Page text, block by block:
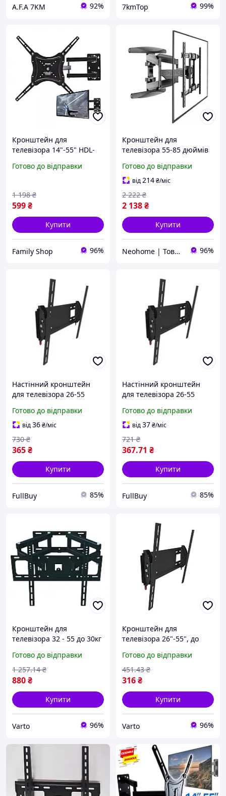
A.F.A 7KM 92% 7kmTop 99%
Кронштейн для
телевізора 14"-55" HDL-
кріплення для телевізора
до 50 кг
Готово до відправки
599₴
1 198 ₴
Купити
Family Shop 96%
Кронштейн для
телевізора 55-85 дюймів
Black (N020271)
Готово до відправки
від214₴/міс
2 138₴
2 222 ₴
Купити
Neohome | Товари для дому та дачі 96%
Настінний кронштейн
для телевізора 26-55
ТБ, універсальний
настінний монтаж,
максимальне
навантаження 45 кг,
Готово до відправки
від36₴/міс
365₴
730 ₴
Купити
FullBuy 85%
Настінний кронштейн
для телевізора 26-55
кріпленням для ТБ вагою
до 45 кг
Готово до відправки
від37₴/міс
367.71 ₴
721 ₴
Купити
FullBuy 85%
Кронштейн для
телевізора 32 - 55 до 30кг
Чорний / Настінне
кріплення для ТВ
Готово до відправки
880₴
1 257.14 ₴
Купити
Varto 96%
Кронштейн для
телевізора 26"-55", до
для телевізора /
Кронштейн настінний
для телевізора
Готово до відправки
316₴
451.43 ₴
Купити
Varto 96%